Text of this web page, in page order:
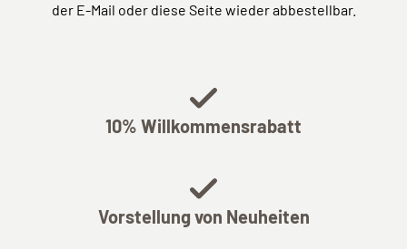
der E-Mail oder diese Seite wieder abbestellbar.
10% Willkommensrabatt
Vorstellung von Neuheiten